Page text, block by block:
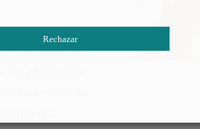
distribución
plataforma
modelar la
real.
Rechazar